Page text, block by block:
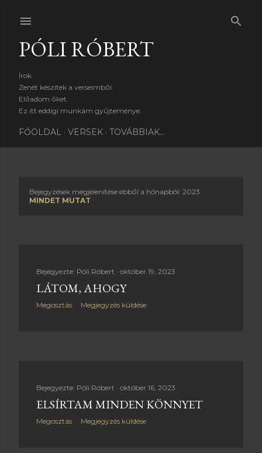
PÓLI RÓBERT
Írok
Zenét készítek a verseimből.
Előadom őket.
Ez itt eddigi munkám gyűjteménye.
FŐOLDAL VERSEK TOVÁBBIAK…
Bejegyzések megjelenítése ebből a hónapból: 2023
MINDET MUTAT
Bejegyezte: Póli Róbert október 19, 2023
LÁTOM, AHOGY
Megosztás Megjegyzés küldése
Bejegyezte: Póli Róbert október 16, 2023
ELSÍRTAM MINDEN KÖNNYET
Megosztás Megjegyzés küldése